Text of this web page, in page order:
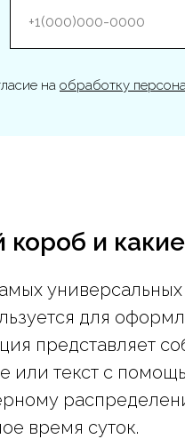
на обработку
короб и
для
представляет
или текст с
время суток.